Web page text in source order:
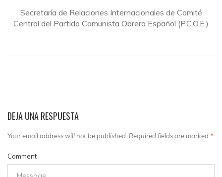
Secretaría de Relaciones Internacionales de Comité
Central del Partido Comunista Obrero Español (P.C.O.E.)
DEJA UNA RESPUESTA
Your email address will not be published. Required fields are marked *
Comment